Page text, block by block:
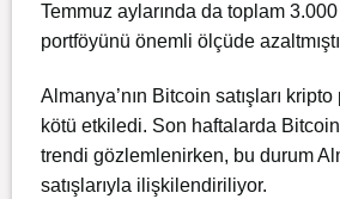
Temmuz aylarında da toplam
portföyünü önemli ölçüde
Almanya’nın Bitcoin satışları kripto
kötü etkiledi. Son haftalarda
trendi gözlemlenirken, bu durum
satışlarıyla ilişkilendiriliyor.